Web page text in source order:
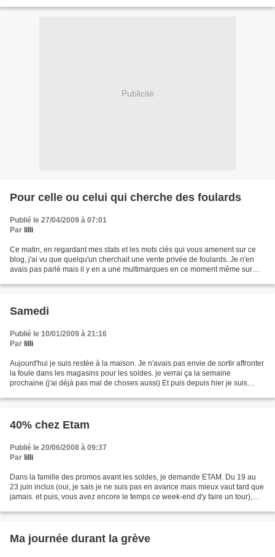
Publicité
Pour celle ou celui qui cherche des foulards
Publié le 27/04/2009 à 07:01
Par lilli
Ce matin, en regardant mes stats et les mots clés qui vous amenent sur ce
blog, j'ai vu que quelqu'un cherchait une vente privée de foulards. Je n'en
avais pas parlé mais il y en a une multimarques en ce moment même sur
Samedi
Publié le 10/01/2009 à 21:16
Par lilli
Aujourd'hui je suis restée à la maison. Je n'avais pas envie de sortir affronter
la foule dans les magasins pour les soldes. je verrai ça la semaine
prochaine (j'ai déjà pas mal de choses aussi) Et puis depuis hier je suis
40% chez Etam
Publié le 20/06/2008 à 09:37
Par lilli
Dans la famille des promos avant les soldes, je demande ETAM. Du 19 au
23 juin inclus (oui, je sais je ne suis pas en avance mais mieux vaut tard que
jamais. et puis, vous avez encore le temps ce week-end d'y faire un tour),
Ma journée durant la grève